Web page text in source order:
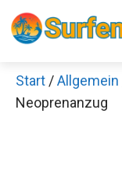
Zum
Inhalt
Start /Allgemein
Neoprenanzug